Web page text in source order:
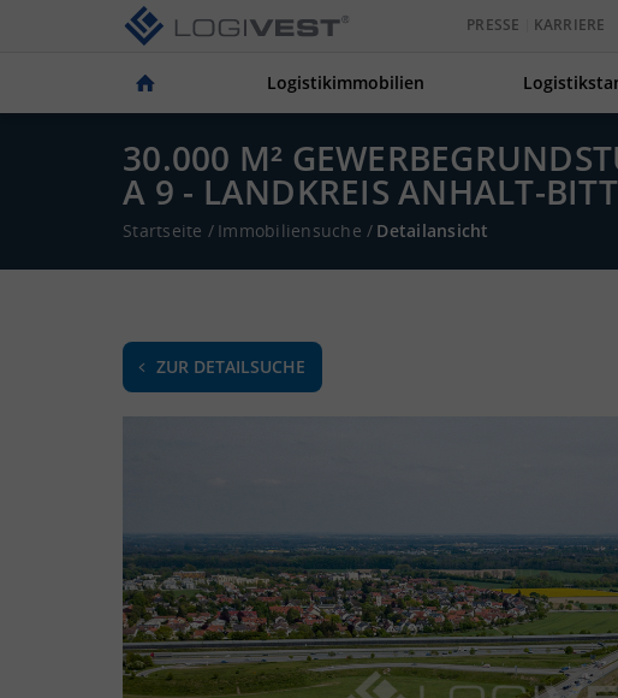
PRESSE KARRIERE
Logistikimmobilien
30.000 M²
A 9 - LANDKREIS ANHALT-
Startseite / Immobiliensuche / Detailansicht
ZUR DETAILSUCHE